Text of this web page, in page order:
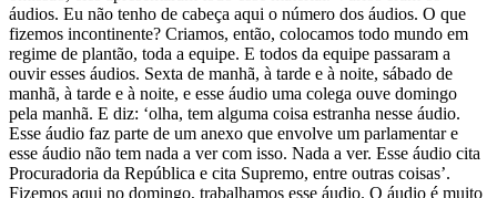
áudios. Eu não tenho de cabeça aqui o número dos áudios. O que
fizemos incontinente? Criamos, então, colocamos todo mundo em
regime de plantão, toda a equipe. E todos da equipe passaram a
ouvir esses áudios. Sexta de manhã, à tarde e à noite, sábado de
manhã, à tarde e à noite, e esse áudio uma colega ouve domingo
pela manhã. E diz: ‘olha, tem alguma coisa estranha nesse áudio.
Esse áudio faz parte de um anexo que envolve um parlamentar e
esse áudio não tem nada a ver com isso. Nada a ver. Esse áudio cita
Procuradoria da República e cita Supremo, entre outras coisas’.
Fizemos aqui no domingo, trabalhamos esse áudio. O áudio é muito